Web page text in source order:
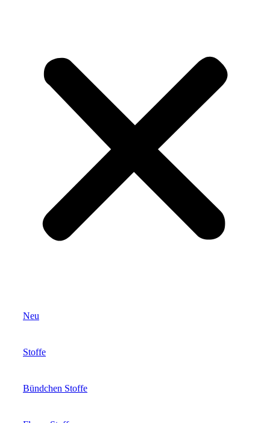
Neu
Stoffe
Bündchen Stoffe